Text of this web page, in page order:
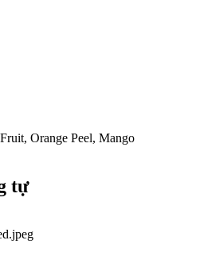
Orange Peel, Mango
tự